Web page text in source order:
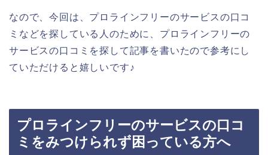
なので、今回は、プロラインフリーのサービスの口コ
ミなどを探している人のために、プロラインフリーの
サービスの口コミを探して記事を書いたので参考にし
ていただけると嬉しいです♪
プロラインフリーのサービスの口コ
ミをみつけられず困っている方へ